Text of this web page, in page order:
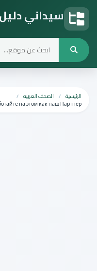
سيداني
الرئيسية
الصحف العربيه
на этом как наш Партнёр!